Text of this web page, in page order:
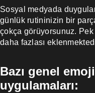
Sosyal medyada
günlük rutininizin bir
çokça görüyorsunuz.
daha fazlası
Bazı genel
uygulamaları: